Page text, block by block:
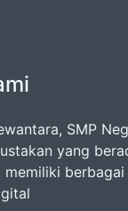
SMP
yang
memiliki